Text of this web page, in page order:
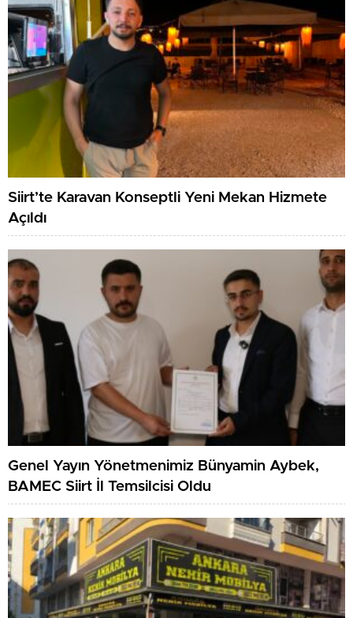
Siirt’te Karavan Konseptli Yeni Mekan Hizmete
Açıldı
Genel Yayın Yönetmenimiz Bünyamin Aybek,
BAMEC Siirt İl Temsilcisi Oldu